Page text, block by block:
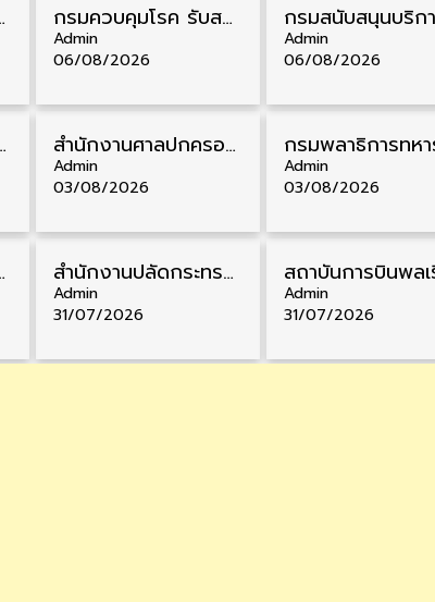
สมัคร 17 – 31 สิงหาคม กรมควบคุมโรค รับสมัครสอบบรรจุเข้ารับราชการ วุฒิ ปวส./ป.ตรี 17 อัตรา รับสมัคร 17 สิงหาคม – 4 กันยายน
Admin
06/08/2026
Admin
06/08/2026
าน วุฒิ ป.ตรี 5 อัตรา รับสมัคร 4 – 14 สิงหาคม สํานักงานศาลปกครอง รับสมัครสอบบรรจุเข้ารับราชการ วุฒิ ป.ตรี 72 อัตรา รับสมัคร 31 สิงหาคม – 18 กันยายน
Admin
03/08/2026
Admin
03/08/2026
อัตรา รับสมัคร 8 – 19 สิงหาคม สำนักงานปลัดกระทรวงพาณิชย์ รับสมัครคัดเลือกพนักงานราชการ วุฒิ ปวส./ป.ตรี 11 อัตรา รับสมัคร 10 – 21 สิงหาคม
Admin
31/07/2026
Admin
31/07/2026